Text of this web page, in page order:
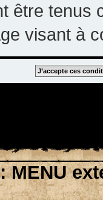
être tenus
visant à
MENU